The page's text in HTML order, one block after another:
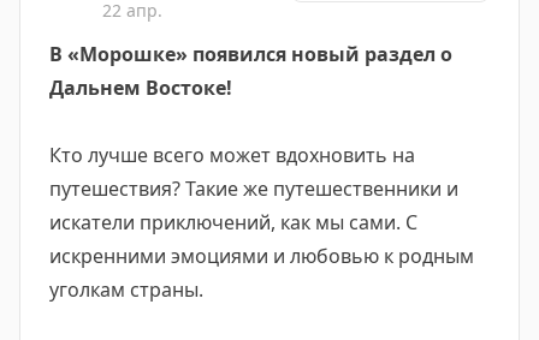
22 апр.
В «Морошке» появился новый раздел о
Дальнем Востоке!
Кто лучше всего может вдохновить на
путешествия? Такие же путешественники и
искатели приключений, как мы сами. С
искренними эмоциями и любовью к родным
уголкам страны.